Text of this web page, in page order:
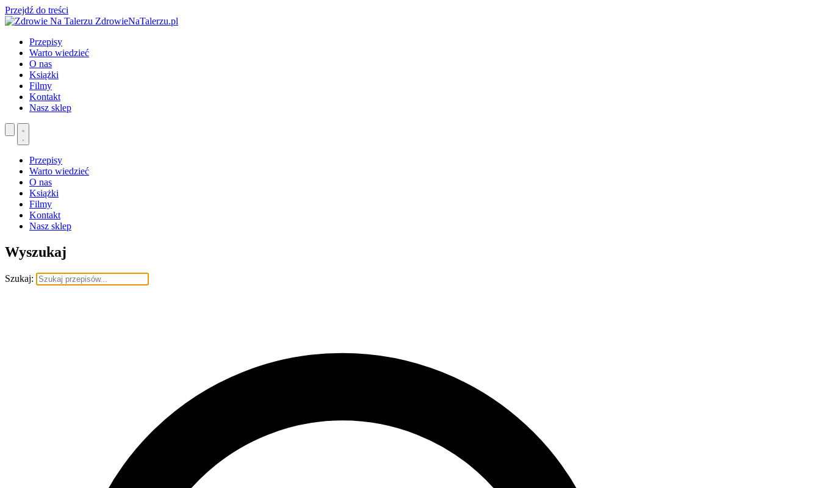
Przejdź do treści
ZdrowieNaTalerzu.pl
Przepisy
Warto wiedzieć
O nas
Książki
Filmy
Kontakt
Nasz sklep
Przepisy
Warto wiedzieć
O nas
Książki
Filmy
Kontakt
Nasz sklep
Wyszukaj
Szukaj: